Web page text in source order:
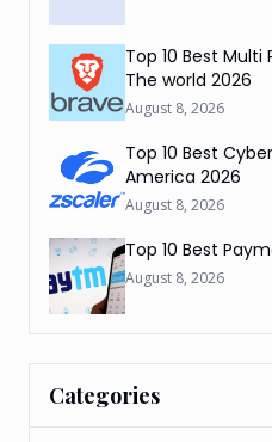
Top 10 Best
The world 2026
August 8, 2026
Top 10 Best
America 2026
August 8, 2026
Top 10 Best
August 8, 2026
Categories